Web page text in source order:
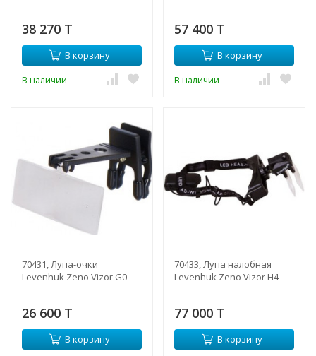
38 270 T
В корзину
В наличии
57 400 T
В корзину
В наличии
70431, Лупа-очки
Levenhuk Zeno Vizor G0
26 600 T
В корзину
70433, Лупа налобная
Levenhuk Zeno Vizor H4
77 000 T
В корзину